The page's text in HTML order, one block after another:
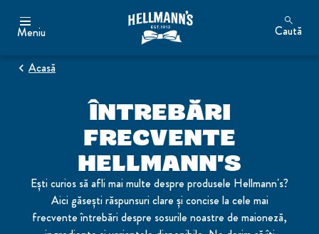
Meniu Caută
Acasă
ÎNTREBĂRI
FRECVENTE
HELLMANN'S
Ești curios să afli mai multe despre produsele Hellmann's?
Aici găsești răspunsuri clare și concise la cele mai
frecvente întrebări despre sosurile noastre de maioneză,